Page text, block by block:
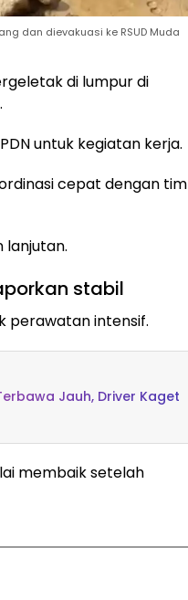
dan dievakuasi ke RSUD Muda
di lumpur di
untuk kegiatan kerja.
cepat dengan tim
lanjutan.
stabil
perawatan intensif.
Jauh, Driver Kaget
membaik setelah